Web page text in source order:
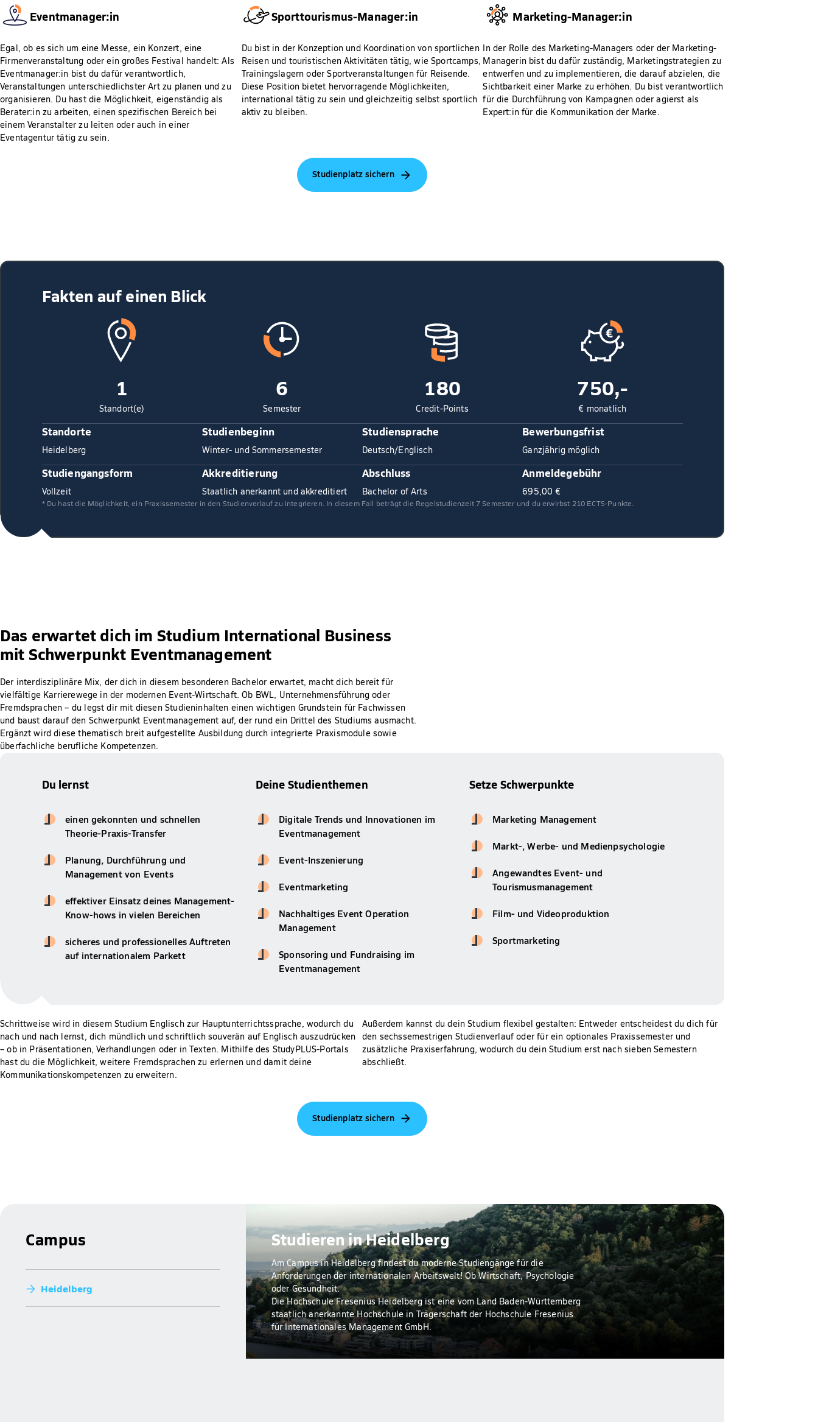
Eventmanager:in
Egal, ob es sich um eine Messe, ein Konzert, eine
Firmenveranstaltung oder ein großes Festival handelt: Als
Eventmanager:in bist du dafür verantwortlich,
Veranstaltungen unterschiedlichster Art zu planen und zu
organisieren. Du hast die Möglichkeit, eigenständig als
Berater:in zu arbeiten, einen spezifischen Bereich bei
einem Veranstalter zu leiten oder auch in einer
Eventagentur tätig zu sein.
Sporttourismus-Manager:in
Du bist in der Konzeption und Koordination von sportlichen
Reisen und touristischen Aktivitäten tätig, wie Sportcamps,
Trainingslagern oder Sportveranstaltungen für Reisende.
Diese Position bietet hervorragende Möglichkeiten,
international tätig zu sein und gleichzeitig selbst sportlich
aktiv zu bleiben.
Marketing-Manager:in
In der Rolle des Marketing-Managers oder der Marketing-
Managerin bist du dafür zuständig, Marketingstrategien zu
entwerfen und zu implementieren, die darauf abzielen, die
Sichtbarkeit einer Marke zu erhöhen. Du bist verantwortlich
für die Durchführung von Kampagnen oder agierst als
Expert:in für die Kommunikation der Marke.
Studienplatz sichern
Fakten auf einen Blick
1
Standort(e)
6
Semester
180
Credit-Points
750,-
€ monatlich
Standorte
Heidelberg
Studienbeginn
Winter- und Sommersemester
Studiensprache
Deutsch/Englisch
Bewerbungsfrist
Ganzjährig möglich
Studiengangsform
Vollzeit
Akkreditierung
Staatlich anerkannt und akkreditiert
Abschluss
Bachelor of Arts
Anmeldegebühr
695,00 €
* Du hast die Möglichkeit, ein Praxissemester in den Studienverlauf zu integrieren. In diesem Fall beträgt die Regelstudienzeit 7 Semester und du erwirbst 210 ECTS-Punkte.
Das erwartet dich im Studium International Business
mit Schwerpunkt Eventmanagement
Der interdisziplinäre Mix, der dich in diesem besonderen Bachelor erwartet, macht dich bereit für
vielfältige Karrierewege in der modernen Event-Wirtschaft. Ob BWL, Unternehmensführung oder
Fremdsprachen – du legst dir mit diesen Studieninhalten einen wichtigen Grundstein für Fachwissen
und baust darauf den Schwerpunkt Eventmanagement auf, der rund ein Drittel des Studiums ausmacht.
Ergänzt wird diese thematisch breit aufgestellte Ausbildung durch integrierte Praxismodule sowie
überfachliche berufliche Kompetenzen.
Du lernst
einen gekonnten und schnellen
Theorie-Praxis-Transfer
Planung, Durchführung und
Management von Events
effektiver Einsatz deines Management-
Know-hows in vielen Bereichen
sicheres und professionelles Auftreten
auf internationalem Parkett
Deine Studienthemen
Digitale Trends und Innovationen im
Eventmanagement
Event-Inszenierung
Eventmarketing
Nachhaltiges Event Operation
Management
Sponsoring und Fundraising im
Eventmanagement
Setze Schwerpunkte
Marketing Management
Markt-, Werbe- und Medienpsychologie
Angewandtes Event- und
Tourismusmanagement
Film- und Videoproduktion
Sportmarketing
Schrittweise wird in diesem Studium Englisch zur Hauptunterrichtssprache, wodurch du
nach und nach lernst, dich mündlich und schriftlich souverän auf Englisch auszudrücken
– ob in Präsentationen, Verhandlungen oder in Texten. Mithilfe des StudyPLUS-Portals
hast du die Möglichkeit, weitere Fremdsprachen zu erlernen und damit deine
Kommunikationskompetenzen zu erweitern.
Außerdem kannst du dein Studium flexibel gestalten: Entweder entscheidest du dich für
den sechssemestrigen Studienverlauf oder für ein optionales Praxissemester und
zusätzliche Praxiserfahrung, wodurch du dein Studium erst nach sieben Semestern
abschließt.
Studienplatz sichern
Campus
Heidelberg
Studieren in Heidelberg
Am Campus in Heidelberg findest du moderne Studiengänge für die
Anforderungen der internationalen Arbeitswelt! Ob Wirtschaft, Psychologie
oder Gesundheit.
Die Hochschule Fresenius Heidelberg ist eine vom Land Baden-Württemberg
staatlich anerkannte Hochschule in Trägerschaft der Hochschule Fresenius
für Internationales Management GmbH.